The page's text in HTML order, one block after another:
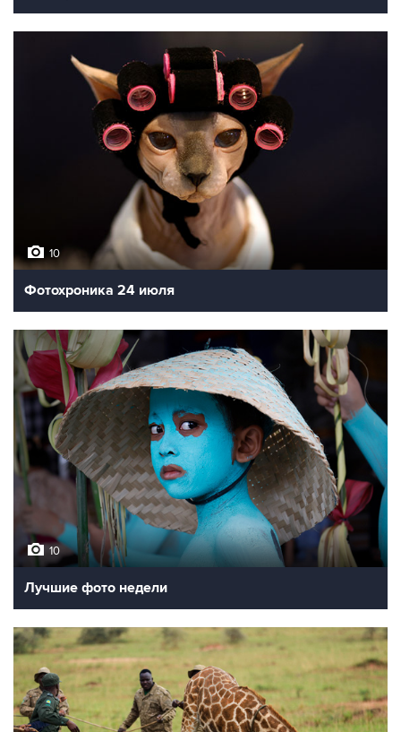
10
Фотохроника 24 июля
10
Лучшие фото недели